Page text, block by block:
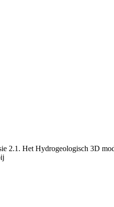
2.1. Het Hydrogeologisch 3D